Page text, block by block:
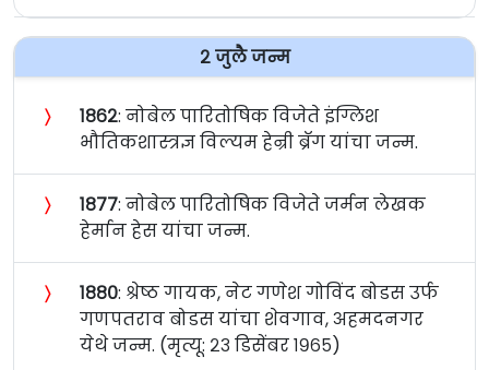
२ जुलै जन्म
〉 १८६२: नोबेल पारितोषिक विजेते इंग्लिश
भौतिकशास्त्रज्ञ विल्यम हेन्री ब्रॅग यांचा जन्म.
〉 १८७७: नोबेल पारितोषिक विजेते जर्मन लेखक
हेर्मान हेस यांचा जन्म.
〉 १८८०: श्रेष्ठ गायक, नेट गणेश गोविंद बोडस उर्फ
गणपतराव बोडस यांचा शेवगाव, अहमदनगर
येथे जन्म. (मृत्यू: २३ डिसेंबर १९६५)